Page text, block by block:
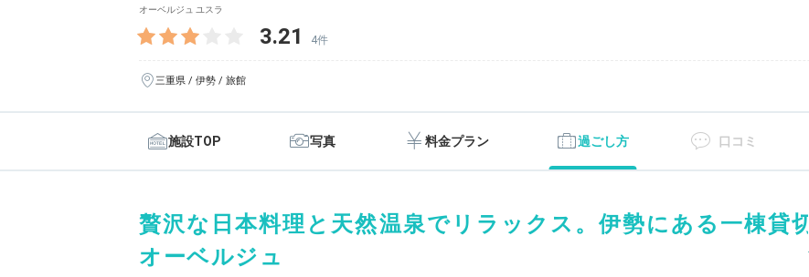
オーベルジュ ユスラ
3.21 4件
三重県 / 伊勢 / 旅館
施設TOP 写真 料金プラン 過ごし方 口コミ
贅沢な日本料理と天然温泉でリラックス。伊勢にある一棟貸切
オーベルジュ